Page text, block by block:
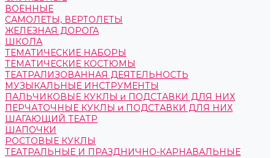
ВОЕННЫЕ
САМОЛЕТЫ, ВЕРТОЛЕТЫ
ЖЕЛЕЗНАЯ ДОРОГА
ШКОЛА
ТЕМАТИЧЕСКИЕ НАБОРЫ
ТЕМАТИЧЕСКИЕ КОСТЮМЫ
ТЕАТРАЛИЗОВАННАЯ ДЕЯТЕЛЬНОСТЬ
МУЗЫКАЛЬНЫЕ ИНСТРУМЕНТЫ
ПАЛЬЧИКОВЫЕ КУКЛЫ и ПОДСТАВКИ ДЛЯ НИХ
ПЕРЧАТОЧНЫЕ КУКЛЫ и ПОДСТАВКИ ДЛЯ НИХ
ШАГАЮЩИЙ ТЕАТР
ШАПОЧКИ
РОСТОВЫЕ КУКЛЫ
ТЕАТРАЛЬНЫЕ И ПРАЗДНИЧНО-КАРНАВАЛЬНЫЕ